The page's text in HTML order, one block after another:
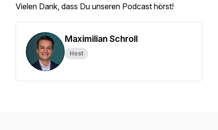
Vielen Dank, dass Du unseren Podcast hörst!
Maximilian Schroll
Host